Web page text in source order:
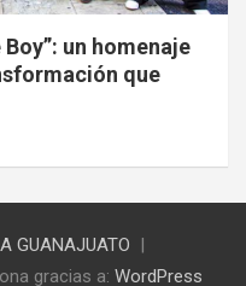
un homenaje
que
GUANAJUATO
gracias a: WordPress